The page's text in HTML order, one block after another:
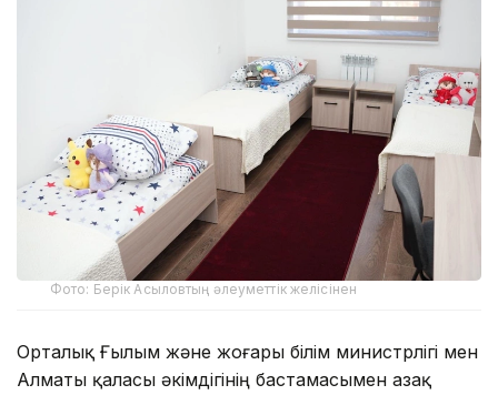
Фото: Берік Асыловтың әлеуметтік желісінен
Орталық Ғылым және жоғары білім министрлігі мен
Алматы қаласы әкімдігінің бастамасымен Қазақ